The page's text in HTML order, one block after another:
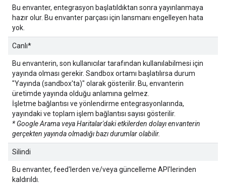
Bu envanter, entegrasyon başlatıldıktan sonra yayınlanmaya
hazır olur. Bu envanter parçası için lansmanı engelleyen hata
yok.
Canlı*
Bu envanterin, son kullanıcılar tarafından kullanılabilmesi için
yayında olması gerekir. Sandbox ortamı başlatılırsa durum
"Yayında (sandbox'ta)" olarak gösterilir. Bu, envanterin
üretimde yayında olduğu anlamına gelmez.
İşletme bağlantısı ve yönlendirme entegrasyonlarında,
yayındaki ve toplam işlem bağlantısı sayısı gösterilir.
* Google Arama veya Haritalar'daki etkilerden dolayı envanterin
gerçekten yayında olmadığı bazı durumlar olabilir.
Silindi
Bu envanter, feed'lerden ve/veya güncelleme API'lerinden
kaldırıldı.